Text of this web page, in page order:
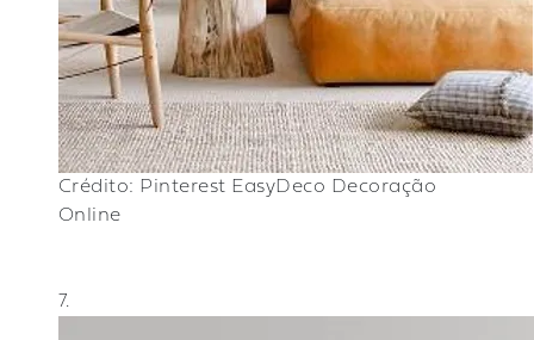
Crédito: Pinterest EasyDeco Decoração
Online
7.